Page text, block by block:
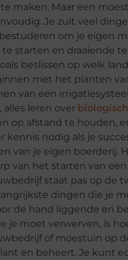
maken. Maar een
Je zult veel
om je eigen
te starten en draaiende
beslissen op welk
met het planten
van een
alles leren over
op afstand te houden,
kennis nodig als je
van je eigen boerderij.
van het starten van
staat pas op de
dingen die je
de hand liggende en
je moet verwerven, is
of moestuin op
en beheert. Je kunt